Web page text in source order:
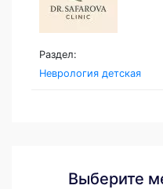
Раздел:
Неврология детская
Выберите